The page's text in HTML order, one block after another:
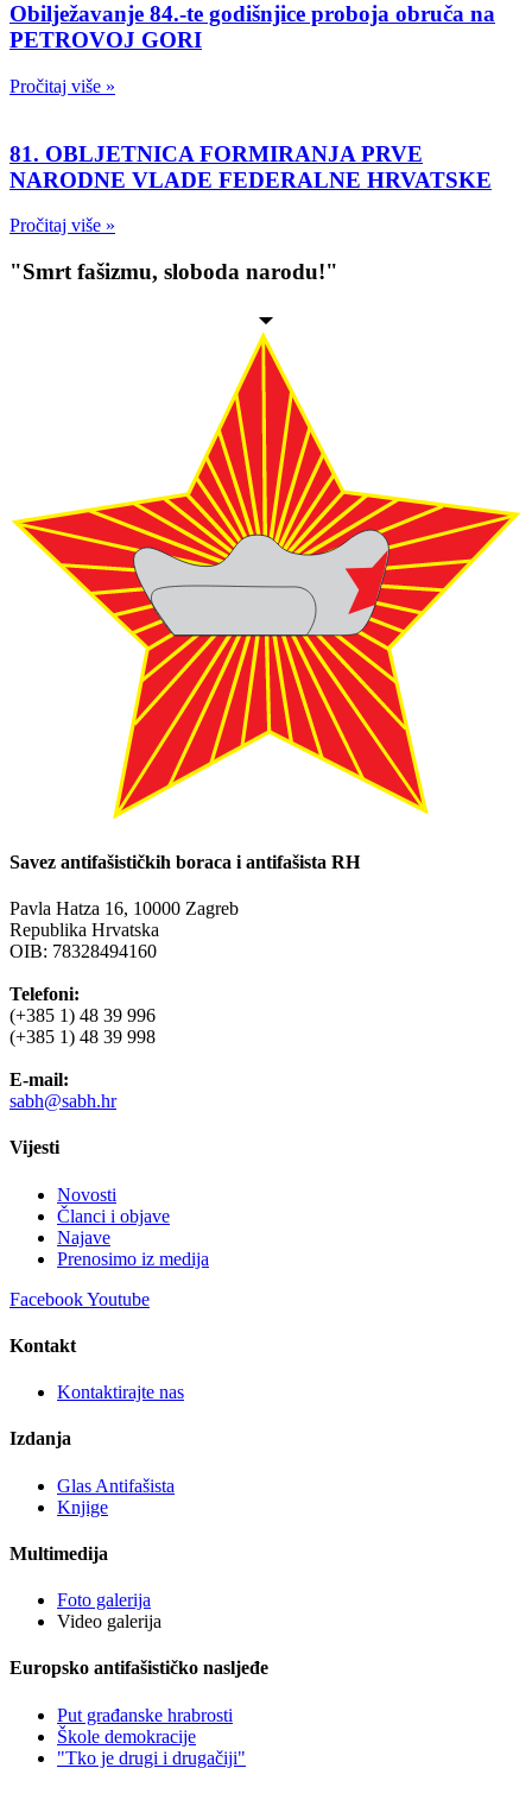
Obilježavanje 84.-te godišnjice proboja obruča na
PETROVOJ GORI
Pročitaj više »
81. OBLJETNICA FORMIRANJA PRVE
NARODNE VLADE FEDERALNE HRVATSKE
Pročitaj više »
"Smrt fašizmu, sloboda narodu!"
Savez antifašističkih boraca i antifašista RH
Pavla Hatza 16, 10000 Zagreb
Republika Hrvatska
OIB: 78328494160
Telefoni:
(+385 1) 48 39 996
(+385 1) 48 39 998
E-mail:
sabh@sabh.hr
Vijesti
Novosti
Članci i objave
Najave
Prenosimo iz medija
FacebookYoutube
Kontakt
Kontaktirajte nas
Izdanja
Glas Antifašista
Knjige
Multimedija
Foto galerija
Video galerija
Europsko antifašističko nasljeđe
Put građanske hrabrosti
Škole demokracije
"Tko je drugi i drugačiji"